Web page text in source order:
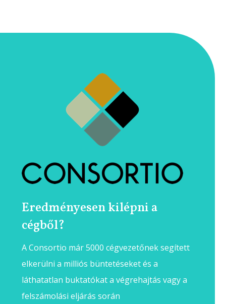
Eredményesen kilépni a
cégből?
A Consortio már 5000 cégvezetőnek segített
elkerülni a milliós büntetéseket és a
láthatatlan buktatókat a végrehajtás vagy a
felszámolási eljárás során